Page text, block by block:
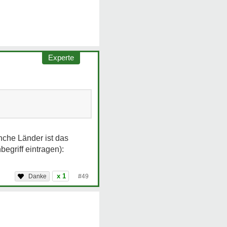
Experte
Länder ist das
eintragen):
x 1 #49